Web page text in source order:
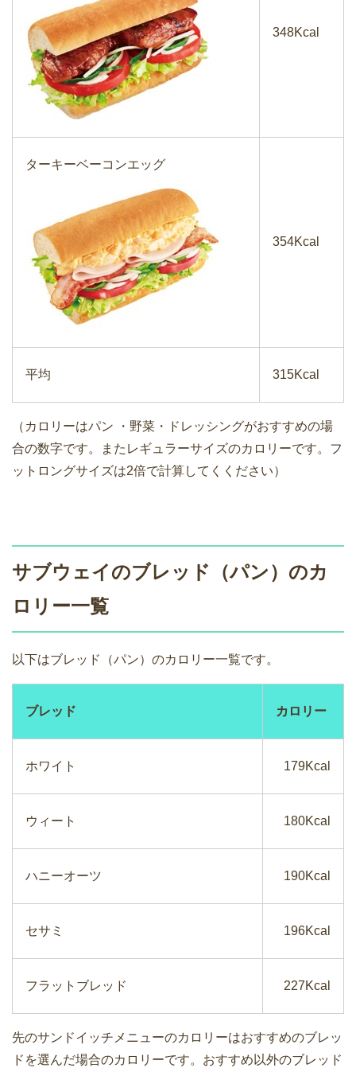
348Kcal
ターキーベーコンエッグ
354Kcal
平均 315Kcal
（カロリーはパン ・野菜・ドレッシングがおすすめの場
合の数字です。またレギュラーサイズのカロリーです。フ
ットロングサイズは2倍で計算してくください）
サブウェイのブレッド（パン）のカ
ロリー一覧
以下はブレッド（パン）のカロリー一覧です。
ブレッド カロリー
ホワイト 179Kcal
ウィート 180Kcal
ハニーオーツ 190Kcal
セサミ 196Kcal
フラットブレッド 227Kcal
先のサンドイッチメニューのカロリーはおすすめのブレッ
ドを選んだ場合のカロリーです。おすすめ以外のブレッド